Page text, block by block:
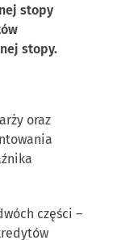
stopy
stopy.
oraz
części –